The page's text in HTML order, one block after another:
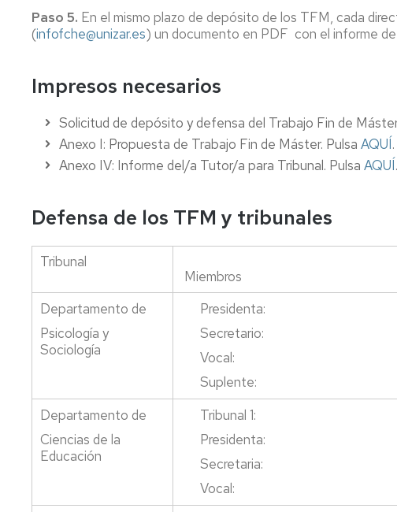
Docente
Doctorado
Paso 5. En el mismo plazo de depósito de los TFM, cada
(infofche@unizar.es) un documento en PDF con el informe
Impresos necesarios
Solicitud de depósito y defensa del Trabajo Fin de
Anexo I: Propuesta de Trabajo Fin de Máster. Pulsa AQUÍ.
Anexo IV: Informe del/a Tutor/a para Tribunal. Pulsa AQUÍ.
Defensa de los TFM y tribunales
Tribunal
Miembros
Departamento de
Psicología y
Sociología
Presidenta:
Secretario:
Vocal:
Suplente:
Departamento de
Ciencias de la
Educación
Tribunal 1:
Presidenta:
Secretaria:
Vocal: